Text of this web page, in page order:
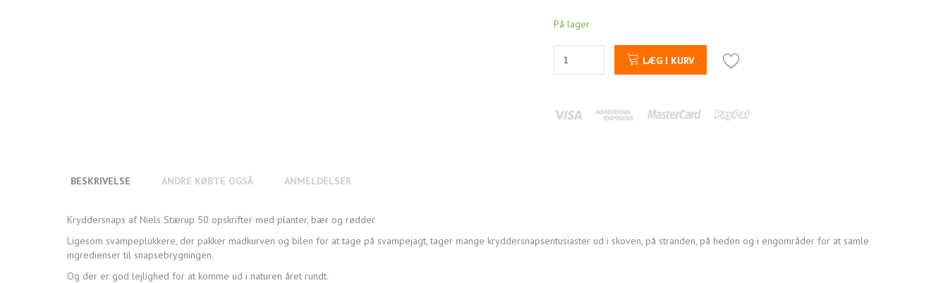
På lager
LÆG I KURV
BESKRIVELSE ANDRE KØBTE OGSÅ ANMELDELSER
Kryddersnaps af Niels Stærup 50 opskrifter med planter, bær og rødder
Ligesom svampeplukkere, der pakker madkurven og bilen for at tage på svampejagt, tager mange kryddersnapsentusiaster ud i skoven, på stranden, på heden og i engområder for at samle
ingredienser til snapsebrygningen.
Og der er god lejlighed for at komme ud i naturen året rundt.